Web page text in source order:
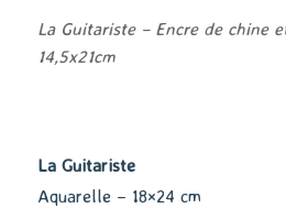
La Guitariste – Encre de chine
14,5x21cm
La Guitariste
Aquarelle – 18×24 cm